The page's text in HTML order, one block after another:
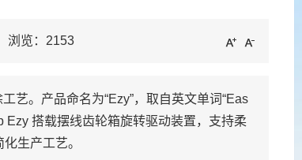
览： 2153
。产品命名为“Ezy”，取自英文单词“Eas
Ezy 搭载摆线齿轮箱旋转驱动装置，支持柔
生产工艺。